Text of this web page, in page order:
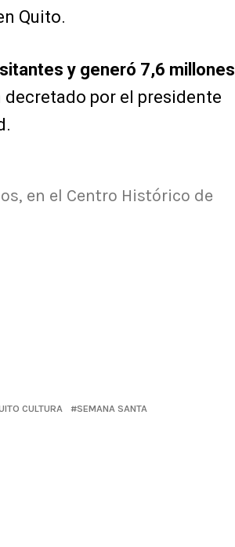
Quito.
y generó 7,6 millones
por el presidente
en el Centro Histórico de
CULTURA
SEMANA SANTA